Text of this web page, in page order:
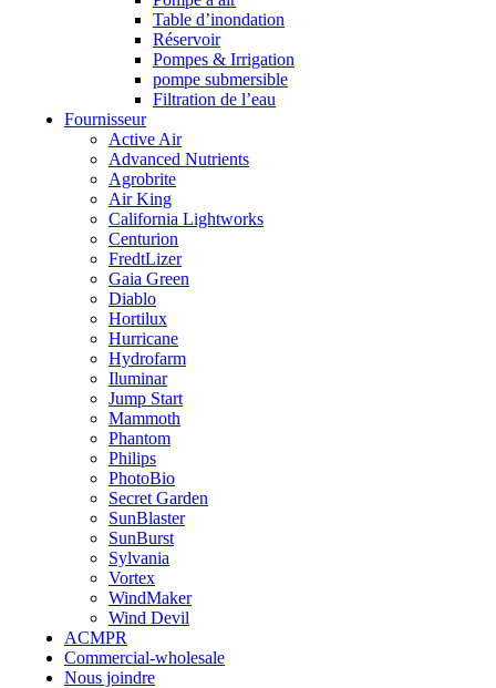
Table d’inondation
Réservoir
Pompes & Irrigation
pompe submersible
Filtration de l’eau
Fournisseur
Active Air
Advanced Nutrients
Agrobrite
Air King
California Lightworks
Centurion
FredtLizer
Gaia Green
Diablo
Hortilux
Hurricane
Hydrofarm
Iluminar
Jump Start
Mammoth
Phantom
Philips
PhotoBio
Secret Garden
SunBlaster
SunBurst
Sylvania
Vortex
WindMaker
Wind Devil
ACMPR
Commercial-wholesale
Nous joindre